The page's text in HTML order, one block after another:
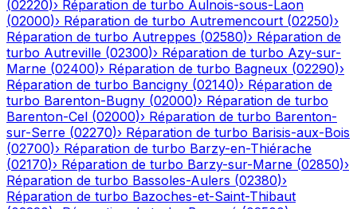
(02220)› Réparation de turbo Aulnois-sous-Laon
(02000)› Réparation de turbo Autremencourt (02250)›
Réparation de turbo Autreppes (02580)› Réparation de
turbo Autreville (02300)› Réparation de turbo Azy-sur-
Marne (02400)› Réparation de turbo Bagneux (02290)›
Réparation de turbo Bancigny (02140)› Réparation de
turbo Barenton-Bugny (02000)› Réparation de turbo
Barenton-Cel (02000)› Réparation de turbo Barenton-
sur-Serre (02270)› Réparation de turbo Barisis-aux-Bois
(02700)› Réparation de turbo Barzy-en-Thiérache
(02170)› Réparation de turbo Barzy-sur-Marne (02850)›
Réparation de turbo Bassoles-Aulers (02380)›
Réparation de turbo Bazoches-et-Saint-Thibaut